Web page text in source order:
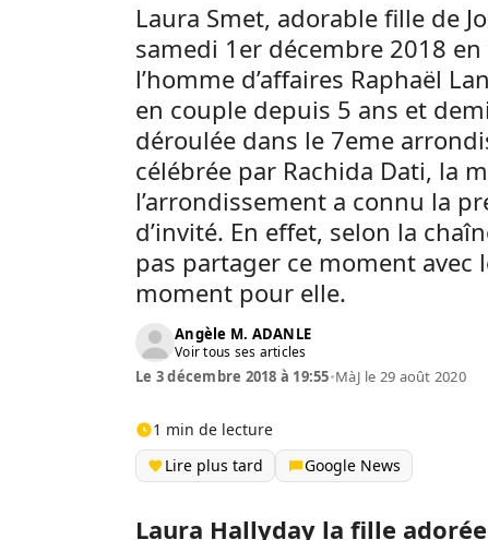
Laura Smet, adorable fille de
samedi 1er décembre 2018
l’homme d’affaires Raphaël
en couple depuis 5 ans et
déroulée dans le 7eme
célébrée par Rachida Dati, la
l’arrondissement a connu la
d’invité. En effet, selon la
pas partager ce moment avec
moment pour elle.
Angèle M. ADANLE
Voir tous ses articles
Le 3 décembre 2018 à 19:55•MàJ le 29 août 2020
1 min de lecture
Lire plus tard
Google News
Laura Hallyday la fille